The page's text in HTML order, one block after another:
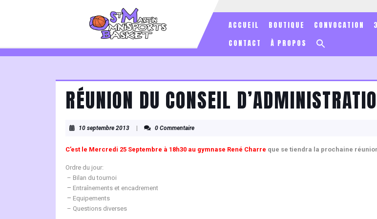
ACCUEIL BOUTIQUE CONVOCATION
CONTACT
À PROPOS
Search Button
RÉUNION DU CONSEIL
10 septembre 201310
0 Commentaire
C’est le Mercredi 25 Septembre à 18h30 au gymnase René Charre que se tiendra la prochaine
Ordre du jour:
– Bilan du tournoi
– Entraînements et encadrement
– Equipements
– Questions diverses